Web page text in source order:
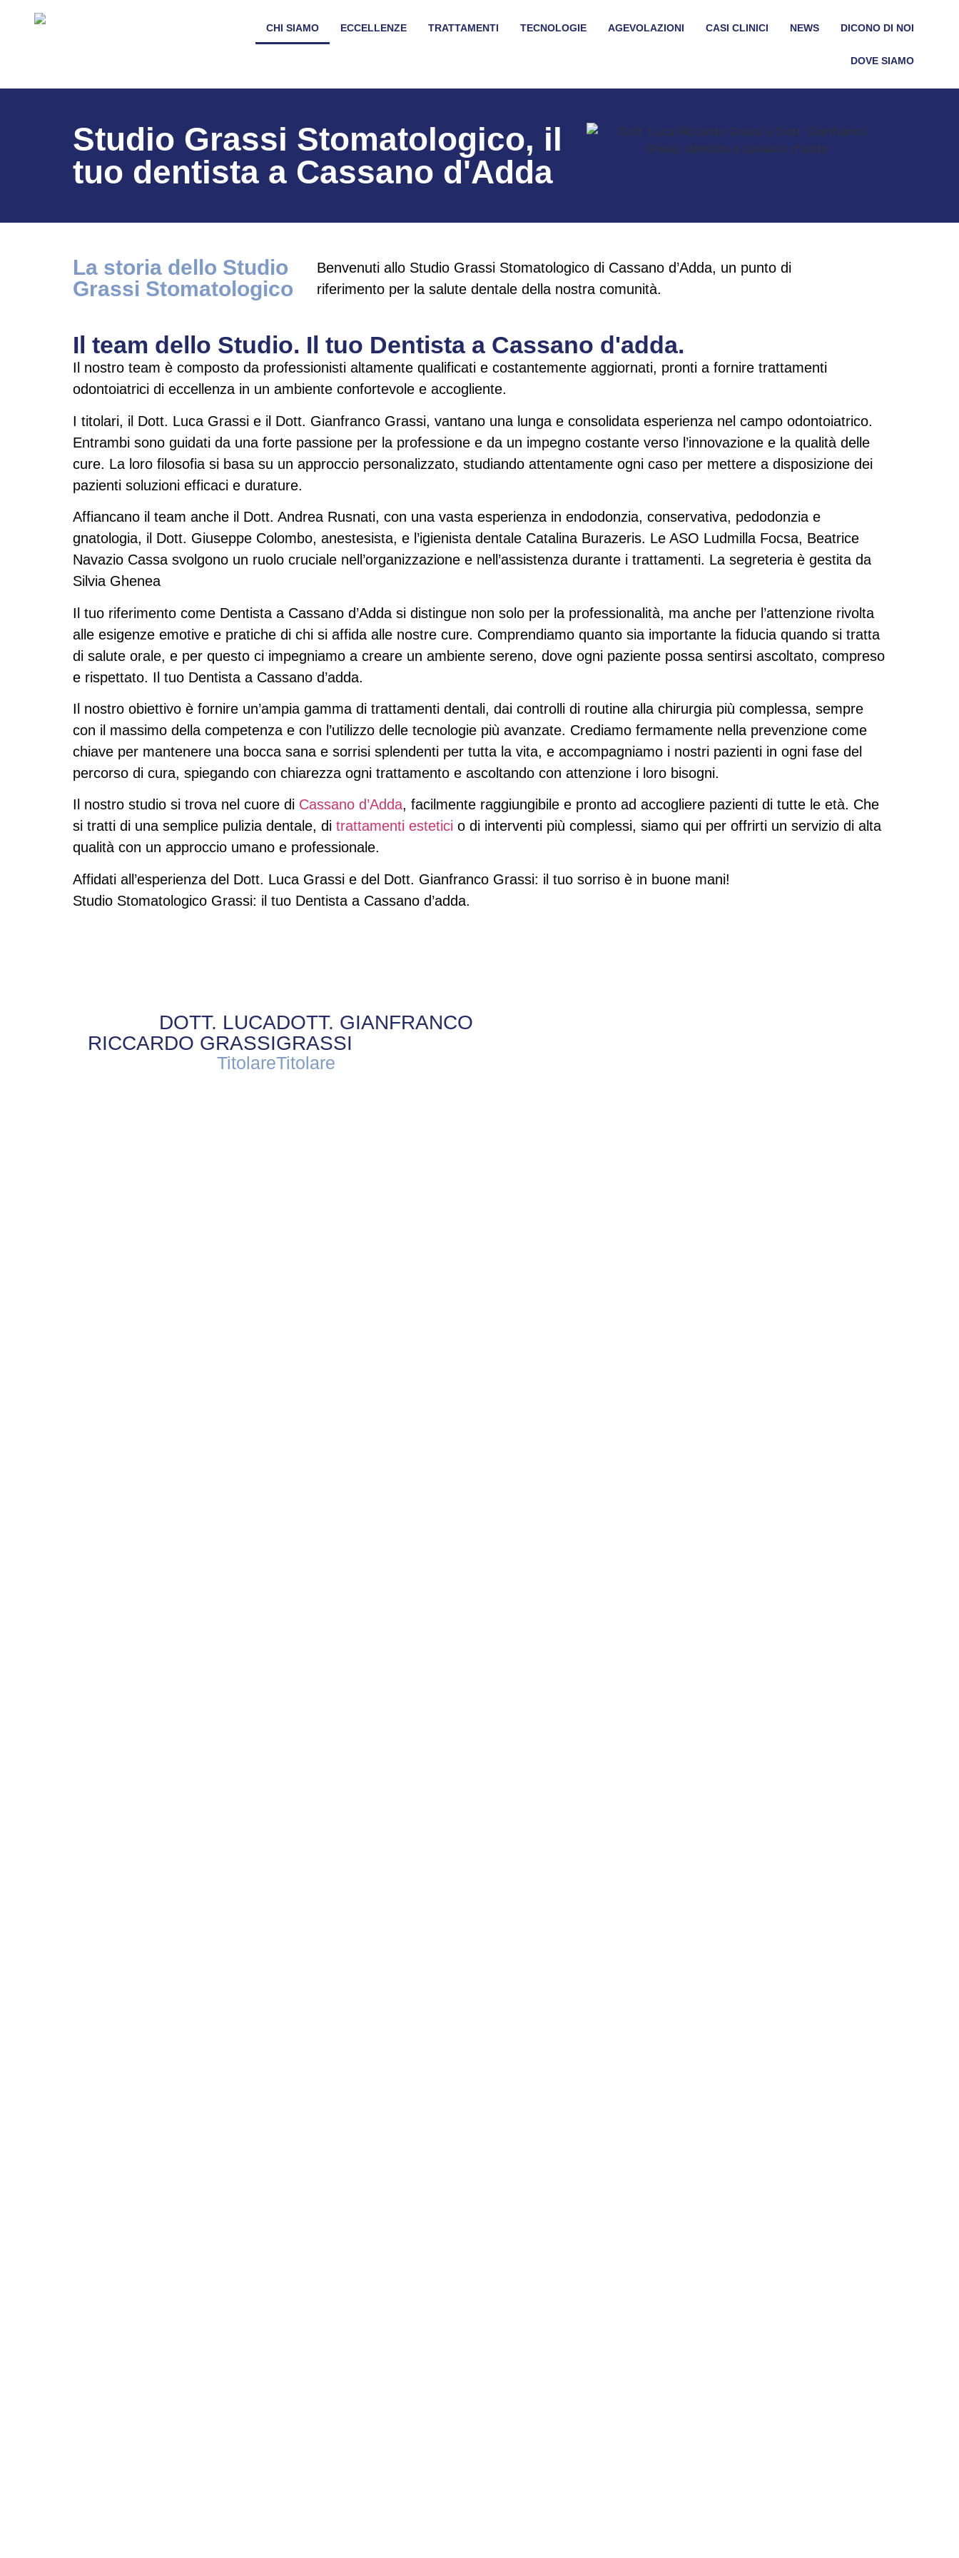
CHI SIAMO ECCELLENZE TRATTAMENTI TECNOLOGIE AGEVOLAZIONI CASI CLINICI NEWS DICONO DI NOI
DOVE SIAMO
Studio Grassi Stomatologico, il
tuo dentista a Cassano d'Adda
La storia dello Studio
Grassi Stomatologico
Benvenuti allo Studio Grassi Stomatologico di Cassano d’Adda, un punto di
riferimento per la salute dentale della nostra comunità.
Il team dello Studio. Il tuo Dentista a Cassano d'adda.
Il nostro team è composto da professionisti altamente qualificati e costantemente aggiornati, pronti a fornire trattamenti
odontoiatrici di eccellenza in un ambiente confortevole e accogliente.
I titolari, il Dott. Luca Grassi e il Dott. Gianfranco Grassi, vantano una lunga e consolidata esperienza nel campo odontoiatrico.
Entrambi sono guidati da una forte passione per la professione e da un impegno costante verso l’innovazione e la qualità delle
cure. La loro filosofia si basa su un approccio personalizzato, studiando attentamente ogni caso per mettere a disposizione dei
pazienti soluzioni efficaci e durature.
Affiancano il team anche il Dott. Andrea Rusnati, con una vasta esperienza in endodonzia, conservativa, pedodonzia e
gnatologia, il Dott. Giuseppe Colombo, anestesista, e l’igienista dentale Catalina Burazeris. Le ASO Ludmilla Focsa, Beatrice
Navazio Cassa svolgono un ruolo cruciale nell’organizzazione e nell’assistenza durante i trattamenti. La segreteria è gestita da
Silvia Ghenea
Il tuo riferimento come Dentista a Cassano d’Adda si distingue non solo per la professionalità, ma anche per l’attenzione rivolta
alle esigenze emotive e pratiche di chi si affida alle nostre cure. Comprendiamo quanto sia importante la fiducia quando si tratta
di salute orale, e per questo ci impegniamo a creare un ambiente sereno, dove ogni paziente possa sentirsi ascoltato, compreso
e rispettato. Il tuo Dentista a Cassano d’adda.
Il nostro obiettivo è fornire un’ampia gamma di trattamenti dentali, dai controlli di routine alla chirurgia più complessa, sempre
con il massimo della competenza e con l’utilizzo delle tecnologie più avanzate. Crediamo fermamente nella prevenzione come
chiave per mantenere una bocca sana e sorrisi splendenti per tutta la vita, e accompagniamo i nostri pazienti in ogni fase del
percorso di cura, spiegando con chiarezza ogni trattamento e ascoltando con attenzione i loro bisogni.
Il nostro studio si trova nel cuore di Cassano d’Adda, facilmente raggiungibile e pronto ad accogliere pazienti di tutte le età. Che
si tratti di una semplice pulizia dentale, di trattamenti estetici o di interventi più complessi, siamo qui per offrirti un servizio di alta
qualità con un approccio umano e professionale.
Affidati all’esperienza del Dott. Luca Grassi e del Dott. Gianfranco Grassi: il tuo sorriso è in buone mani!
Studio Stomatologico Grassi: il tuo Dentista a Cassano d’adda.
DOTT. LUCA
RICCARDO GRASSI
Titolare
DOTT. GIANFRANCO
GRASSI
Titolare